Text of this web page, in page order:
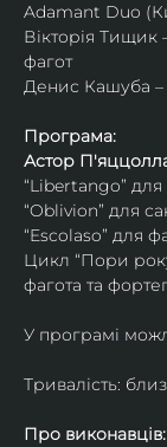
Adamant Duo
Вікторія
фагот
Денис Кашуба –
Програма:
Астор
“Libertango” для
“Oblivion” для
“Escolaso” для
Цикл “Пори
фагота та
У програмі
Тривалість:
Про виконавців: